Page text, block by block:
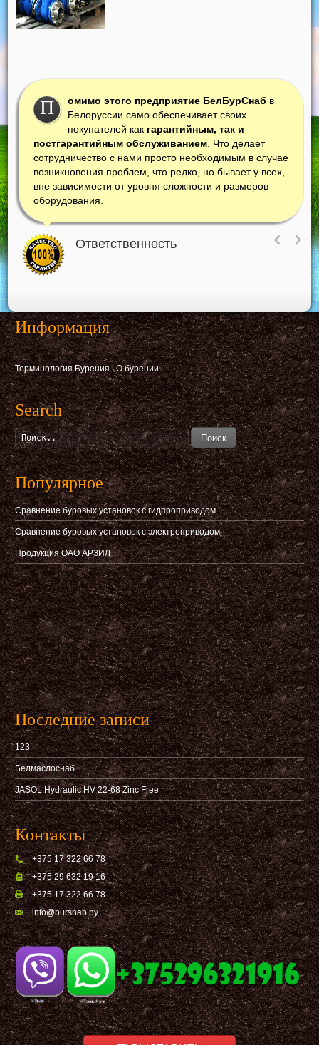
П омимо этого предприятие БелБурСнаб в
Белоруссии само обеспечивает своих
покупателей как гарантийным, так и
постгарантийным обслуживанием. Что делает
сотрудничество с нами просто необходимым в случае
возникновения проблем, что редко, но бывает у всех,
вне зависимости от уровня сложности и размеров
оборудования.
Ответственность
Информация
Терминология Бурения|О бурении
Search
Поиск
Популярное
Сравнение буровых установок с гидпроприводом
Сравнение буровых установок с электроприводом
Продукция ОАО АРЗИЛ
Последние записи
123
Белмаслоснаб
JASOL Hydraulic HV 22-68 Zinc Free
Контакты
+375 17 322 66 78
+375 29 632 19 16
+375 17 322 66 78
info@bursnab,by